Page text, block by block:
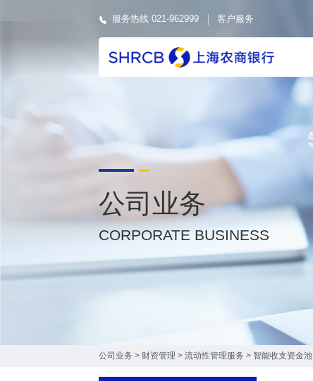
服务热线 021-962999 客户服务
公司业务
CORPORATE BUSINESS
公司业务 > 财资管理 > 流动性管理服务 > 智能收支资金池